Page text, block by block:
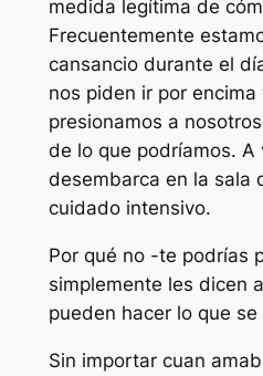
medida legítima de
Frecuentemente
cansancio durante el
nos piden ir por encima
presionamos a
de lo que podríamos. A
desembarca en la sala
cuidado intensivo.
Por qué no -te podrías
simplemente les dicen
pueden hacer lo que se
Sin importar cuan